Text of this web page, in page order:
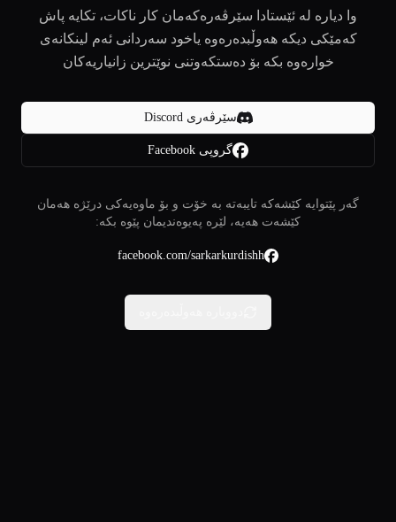
وا دیارە لە ئێستادا سێرڤەرەکەمان کار ناکات، تکایە پاش
کەمێکی دیکە هەوڵبدەرەوە یاخود سەردانی ئەم لینکانەی
خوارەوە بکە بۆ دەستکەوتنی نوێترین زانیاریەکان
سێرڤەری Discord
گروپی Facebook
گەر پێتوایە کێشەکە تایبەتە بە خۆت و بۆ ماوەیەکی درێژە هەمان
کێشەت هەیە، لێرە پەیوەندیمان پێوە بکە:
facebook.com/sarkarkurdishh